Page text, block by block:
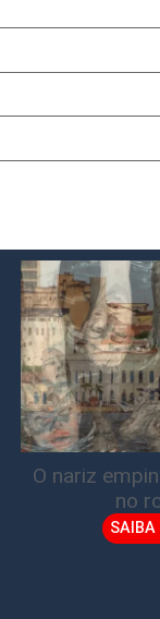
O nariz
no